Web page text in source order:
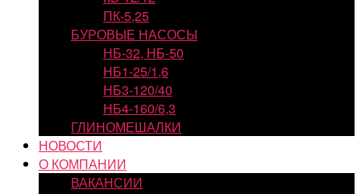
ПК-5,25
БУРОВЫЕ НАСОСЫ
НБ-32, НБ-50
НБ1-25/1,6
НБ3-120/40
НБ4-160/6,3
ГЛИНОМЕШАЛКИ
НОВОСТИ
О КОМПАНИИ
ВАКАНСИИ